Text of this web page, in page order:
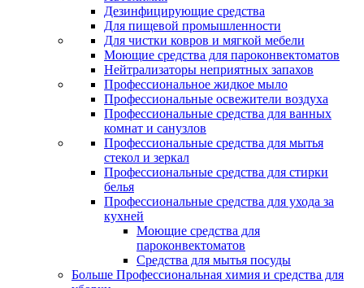
Дезинфицирующие средства
Для пищевой промышленности
Для чистки ковров и мягкой мебели
Моющие средства для пароконвектоматов
Нейтрализаторы неприятных запахов
Профессиональное жидкое мыло
Профессиональные освежители воздуха
Профессиональные средства для ванных
комнат и санузлов
Профессиональные средства для мытья
стекол и зеркал
Профессиональные средства для стирки
белья
Профессиональные средства для ухода за
кухней
Моющие средства для
пароконвектоматов
Средства для мытья посуды
Больше Профессиональная химия и средства для